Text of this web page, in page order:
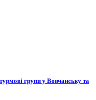
групи у Вовчанську та